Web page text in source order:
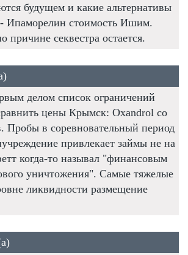
будущем и какие альтернативы
Ипаморелин стоимость Ишим.
причине секвестра остается.
делом список ограничений
цены Крымск: Oxandrol со
Пробы в соревновательный период
привлекает займы не на
когда-то называл "финансовым
уничтожения". Самые тяжелые
ликвидности размещение